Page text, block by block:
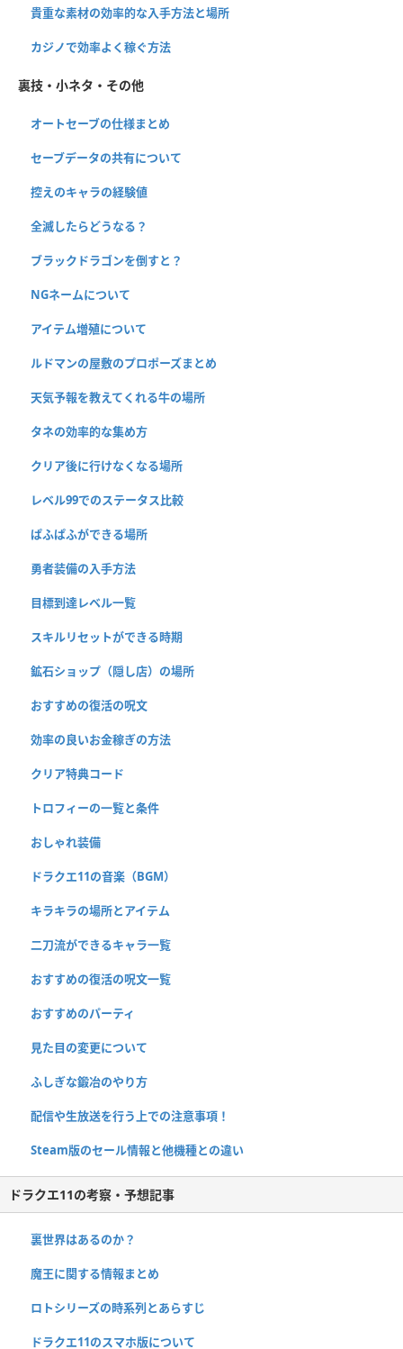
貴重な素材の効率的な入手方法と場所
カジノで効率よく稼ぐ方法
裏技・小ネタ・その他
オートセーブの仕様まとめ
セーブデータの共有について
控えのキャラの経験値
全滅したらどうなる？
ブラックドラゴンを倒すと？
NGネームについて
アイテム増殖について
ルドマンの屋敷のプロポーズまとめ
天気予報を教えてくれる牛の場所
タネの効率的な集め方
クリア後に行けなくなる場所
レベル99でのステータス比較
ぱふぱふができる場所
勇者装備の入手方法
目標到達レベル一覧
スキルリセットができる時期
鉱石ショップ（隠し店）の場所
おすすめの復活の呪文
効率の良いお金稼ぎの方法
クリア特典コード
トロフィーの一覧と条件
おしゃれ装備
ドラクエ11の音楽（BGM）
キラキラの場所とアイテム
二刀流ができるキャラ一覧
おすすめの復活の呪文一覧
おすすめのパーティ
見た目の変更について
ふしぎな鍛冶のやり方
配信や生放送を行う上での注意事項！
Steam版のセール情報と他機種との違い
ドラクエ11の考察・予想記事
裏世界はあるのか？
魔王に関する情報まとめ
ロトシリーズの時系列とあらすじ
ドラクエ11のスマホ版について